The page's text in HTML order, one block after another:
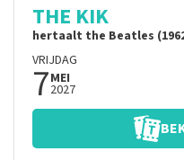
THE KIK
hertaalt the Beatles
VRIJDAG
7MEI
2027